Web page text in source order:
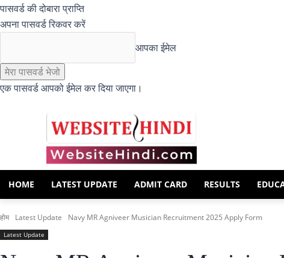
पासवर्ड की दोबारा प्राप्ति
अपना पासवर्ड रिकवर करें
आपका ईमेल
एक पासवर्ड आपको ईमेल कर दिया जाएगा।
HOME LATEST UPDATE ADMIT CARD RESULTS
होम Latest Update Navy MR Agniveer Musician Recruitment 2025 Apply Form
Latest Update